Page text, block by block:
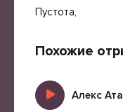
Пустота,
Похожие
Алекс